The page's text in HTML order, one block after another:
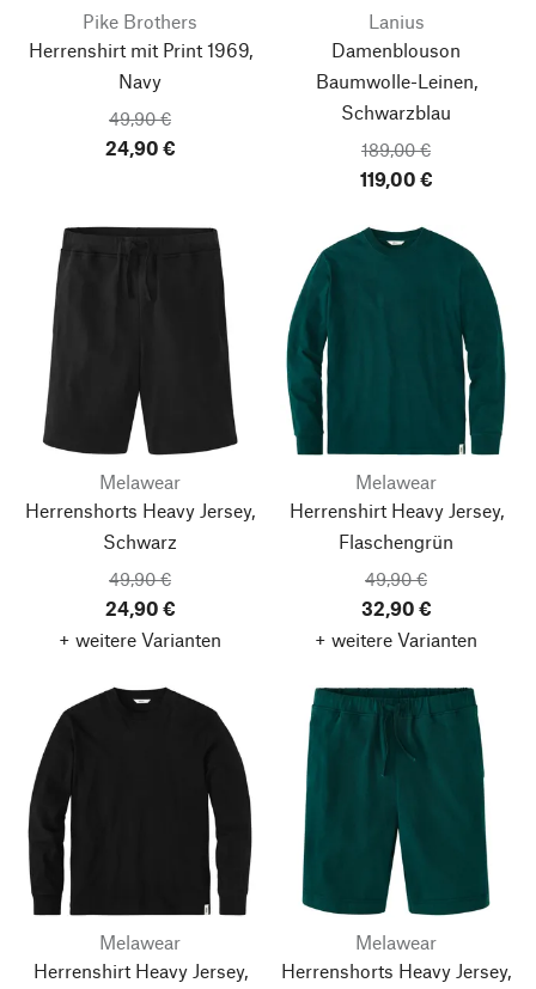
Pike Brothers
Herrenshirt mit Print 1969,
Navy
49,90 €
24,90 €
Lanius
Damenblouson
Baumwolle-Leinen,
Schwarzblau
189,00 €
119,00 €
Melawear
Herrenshorts Heavy Jersey,
Schwarz
49,90 €
24,90 €
+ weitere Varianten
Melawear
Herrenshirt Heavy Jersey,
Flaschengrün
49,90 €
32,90 €
+ weitere Varianten
Melawear
Herrenshirt Heavy Jersey,
Melawear
Herrenshorts Heavy Jersey,